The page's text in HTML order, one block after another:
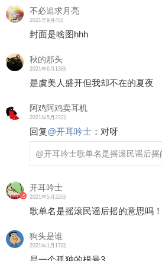
不必追求月亮
2021年9月4日
封面是啥图hhh
秋的那头
2021年6月13日
是虞美人盛开但我却不在的夏夜
阿鸡阿鸡卖耳机
2021年5月22日
回复@开耳吟士 ： 对呀
@开耳吟士歌单名是摇滚民谣后摇
开耳吟士
2021年5月22日
歌单名是摇滚民谣后摇的意思吗
狗头是谁
2021年1月17日